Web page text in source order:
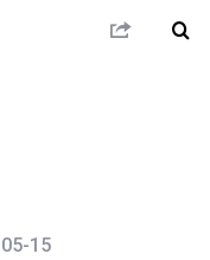
15